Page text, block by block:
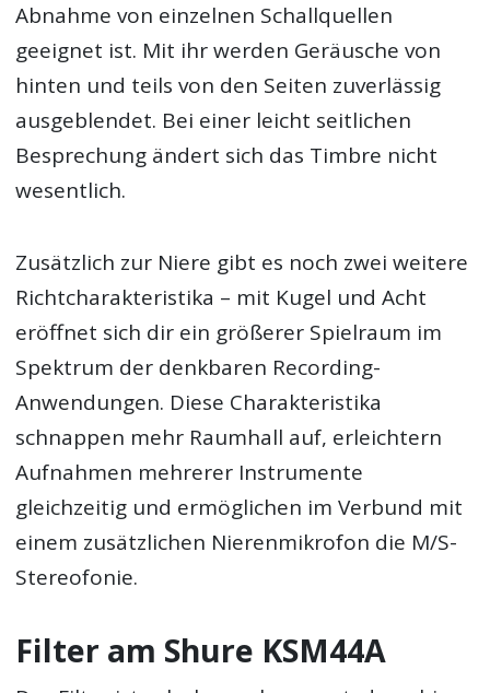
Abnahme von einzelnen Schallquellen
geeignet ist. Mit ihr werden Geräusche von
hinten und teils von den Seiten zuverlässig
ausgeblendet. Bei einer leicht seitlichen
Besprechung ändert sich das Timbre nicht
wesentlich.
Zusätzlich zur Niere gibt es noch zwei weitere
Richtcharakteristika – mit Kugel und Acht
eröffnet sich dir ein größerer Spielraum im
Spektrum der denkbaren Recording-
Anwendungen. Diese Charakteristika
schnappen mehr Raumhall auf, erleichtern
Aufnahmen mehrerer Instrumente
gleichzeitig und ermöglichen im Verbund mit
einem zusätzlichen Nierenmikrofon die M/S-
Stereofonie.
Filter am Shure KSM44A